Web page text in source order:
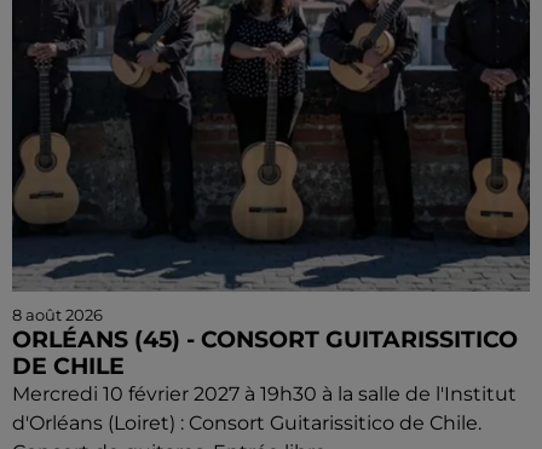
8 août 2026
ORLÉANS (45) - CONSORT GUITARISSITICO
DE CHILE
Mercredi 10 février 2027 à 19h30 à la salle de l'Institut
d'Orléans (Loiret) : Consort Guitarissitico de Chile.